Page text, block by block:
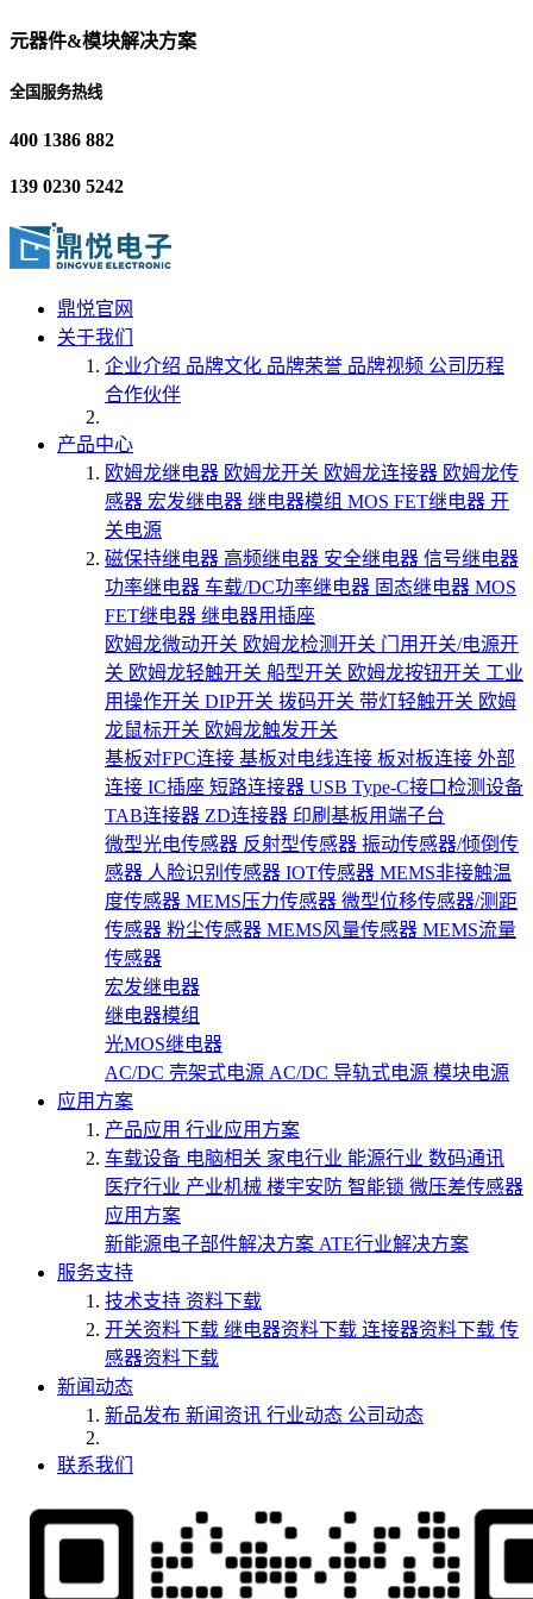
元器件&模块解决方案
全国服务热线
400 1386 882
139 0230 5242
鼎悦官网
关于我们
企业介绍 品牌文化 品牌荣誉 品牌视频 公司历程
合作伙伴
产品中心
欧姆龙继电器 欧姆龙开关 欧姆龙连接器 欧姆龙传
感器 宏发继电器 继电器模组 MOS FET继电器 开
关电源
磁保持继电器 高频继电器 安全继电器 信号继电器
功率继电器 车载/DC功率继电器 固态继电器 MOS
FET继电器 继电器用插座
欧姆龙微动开关 欧姆龙检测开关 门用开关/电源开
关 欧姆龙轻触开关 船型开关 欧姆龙按钮开关 工业
用操作开关 DIP开关 拨码开关 带灯轻触开关 欧姆
龙鼠标开关 欧姆龙触发开关
基板对FPC连接 基板对电线连接 板对板连接 外部
连接 IC插座 短路连接器 USB Type-C接口检测设备
TAB连接器 ZD连接器 印刷基板用端子台
微型光电传感器 反射型传感器 振动传感器/倾倒传
感器 人脸识别传感器 IOT传感器 MEMS非接触温
度传感器 MEMS压力传感器 微型位移传感器/测距
传感器 粉尘传感器 MEMS风量传感器 MEMS流量
传感器
宏发继电器
继电器模组
光MOS继电器
AC/DC 壳架式电源 AC/DC 导轨式电源 模块电源
应用方案
产品应用 行业应用方案
车载设备 电脑相关 家电行业 能源行业 数码通讯
医疗行业 产业机械 楼宇安防 智能锁 微压差传感器
应用方案
新能源电子部件解决方案 ATE行业解决方案
服务支持
技术支持 资料下载
开关资料下载 继电器资料下载 连接器资料下载 传
感器资料下载
新闻动态
新品发布 新闻资讯 行业动态 公司动态
联系我们